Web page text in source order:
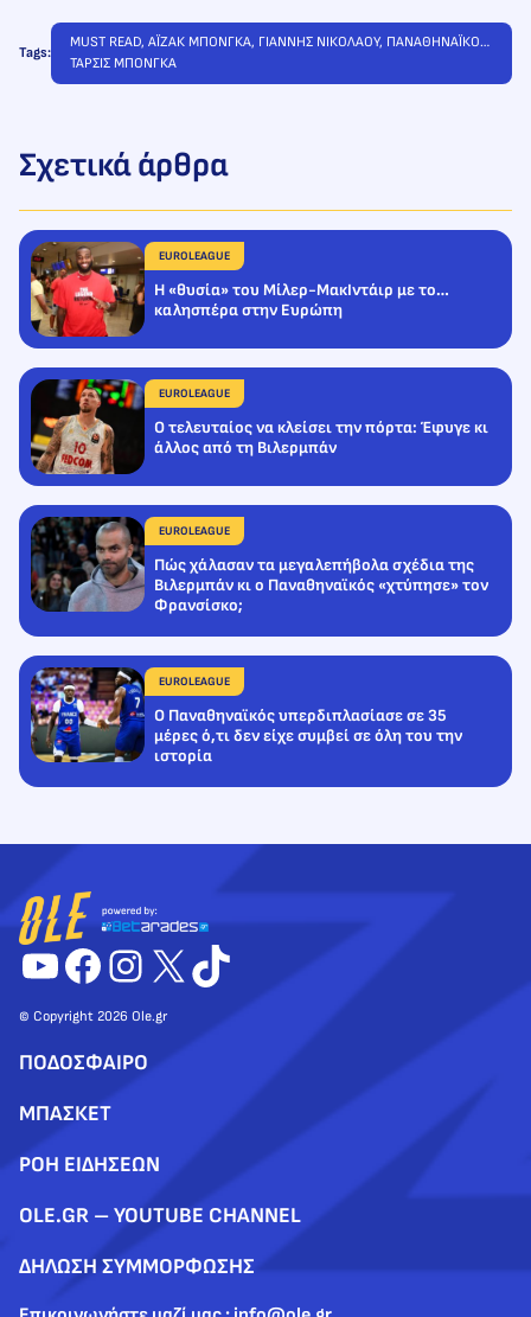
Tags:
MUST READ, ΑΪΖΑΚ ΜΠΟΝΓΚΑ, ΓΙΑΝΝΗΣ ΝΙΚΟΛΑΟΥ, ΠΑΝΑΘΗΝΑΪΚΟΣ
ΤΑΡΣΙΣ ΜΠΟΝΓΚΑ
Σχετικά άρθρα
EUROLEAGUE
Η «θυσία» του Μίλερ-ΜακΙντάιρ με το…
καλησπέρα στην Ευρώπη
EUROLEAGUE
Ο τελευταίος να κλείσει την πόρτα: Έφυγε κι
άλλος από τη Βιλερμπάν
EUROLEAGUE
Πώς χάλασαν τα μεγαλεπήβολα σχέδια της
Βιλερμπάν κι ο Παναθηναϊκός «χτύπησε» τον
Φρανσίσκο;
EUROLEAGUE
Ο Παναθηναϊκός υπερδιπλασίασε σε 35
μέρες ό,τι δεν είχε συμβεί σε όλη του την
ιστορία
YouTube
Facebook
Instagram
X TikTok
© Copyright 2026 Ole.gr
ΠΟΔΟΣΦΑΙΡΟ
ΜΠΑΣΚΕΤ
ΡΟΗ ΕΙΔΗΣΕΩΝ
OLE.GR – YOUTUBE CHANNEL
ΔΗΛΩΣΗ ΣΥΜΜΟΡΦΩΣΗΣ